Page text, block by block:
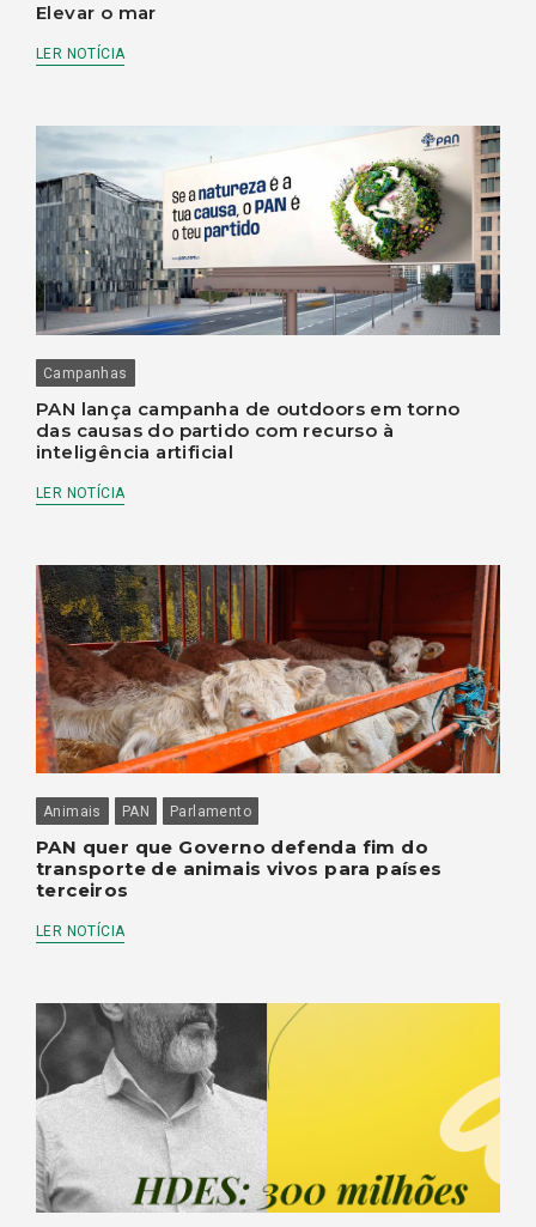
Elevar o mar
LER NOTÍCIA
Campanhas
PAN lança campanha de outdoors em torno
das causas do partido com recurso à
inteligência artificial
LER NOTÍCIA
Animais PAN Parlamento
PAN quer que Governo defenda fim do
transporte de animais vivos para países
terceiros
LER NOTÍCIA